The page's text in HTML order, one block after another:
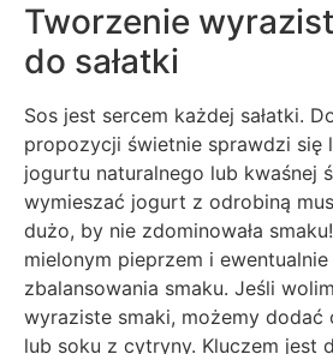
Tworzenie
do sałatki
Sos jest sercem każdej sałatki.
propozycji świetnie sprawdzi się
jogurtu naturalnego lub kwaśnej
wymieszać jogurt z odrobiną
dużo, by nie zdominowała
mielonym pieprzem i
zbalansowania smaku. Jeśli
wyraziste smaki, możemy dodać
lub soku z cytryny. Kluczem jest